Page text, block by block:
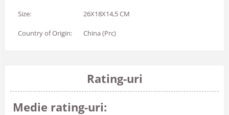
Size: 26X18X14,5 CM
Country of Origin: China (Prc)
Rating-uri
Medie rating-uri: